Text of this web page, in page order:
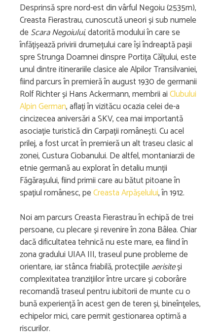
Desprinsă spre nord-est din vârful Negoiu (2535m),
Creasta Fierastrau, cunoscută uneori și sub numele
deScara Negoiului, datorită modului în care se
înfățișează privirii drumețului care își îndreaptă pașii
spre Strunga Doamnei dinspre Portița Călțului, este
unul dintre itinerariile clasice ale Alpilor Transilvaniei,
fiind parcurs în premieră în august 1930 de germanii
Rolf Richter și Hans Ackermann, membrii aiClubului
Alpin German, aflați în vizităcu ocazia celei de-a
cincizecea aniversări a SKV, cea mai importantă
asociație turistică din Carpații românești. Cu acel
prilej, a fost urcat în premieră un alt traseu clasic al
zonei, Custura Ciobanului. De altfel, montaniarzii de
etnie germană au explorat în detaliu munții
Făgărașului, fiind primii care au bătut pitoane în
spațiul românesc, peCreasta Arpășelului, în 1912.
Noi am parcurs Creasta Fierastrau în echipă de trei
persoane, cu plecare și revenire în zona Bâlea. Chiar
dacă dificultatea tehnică nu este mare, ea fiind în
zona gradului UIAA III, traseul pune probleme de
orientare, iar stânca friabilă, protecțiileaerisiteși
complexitatea tranzițiilor între urcare și coborâre
recomandă traseul pentru iubitorii de munte cu o
bună experiență în acest gen de teren și, bineînțeles,
echipelor mici, care permit gestionarea optimă a
riscurilor.